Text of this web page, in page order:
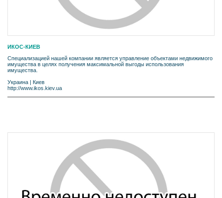
ИКОС-КИЕВ
Специализацией нашей компании является управление объектами недвижимого
имущества в целях получения максимальной выгоды использования
имущества.
Украина
Киев
http://www.ikos.kiev.ua